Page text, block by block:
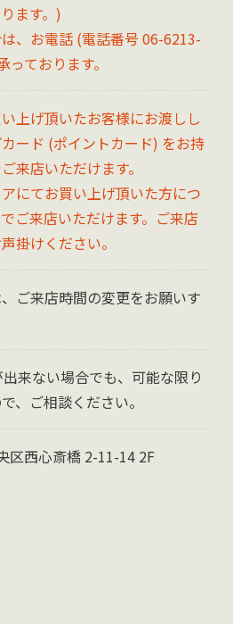
ます。)
、お電話 (電話番号 06-6213-
っております。
上げ頂いたお客様にお渡しし
ード (ポイントカード) をお持
来店いただけます。
にてお買い上げ頂いた方につ
ご来店いただけます。ご来店
掛けください。
ご来店時間の変更をお願いす
来ない場合でも、可能な限り
、ご相談ください。
区西心斎橋 2-11-14 2F